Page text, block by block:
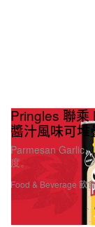
Food & Beverage 飲食
Pringles 聯乘
醬汁風味可堆
Parmesan Garlic
度。